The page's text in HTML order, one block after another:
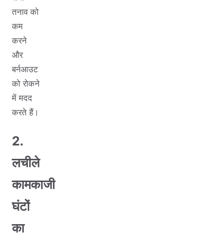
तनाव को
कम
करने
और
बर्नआउट
को रोकने
में मदद
करते हैं।
2.
लचीले
कामकाजी
घंटों
का